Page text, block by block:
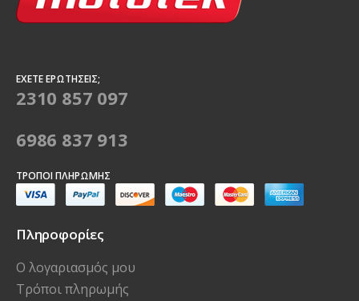
ΈΧΕΤΕ ΕΡΩΤΉΣΕΙΣ;
2310 857 097
6986 837 913
ΤΡΌΠΟΙ ΠΛΗΡΩΜΉΣ
Πληροφορίες
Ο λογαριασμός μου
Τρόποι πληρωμής